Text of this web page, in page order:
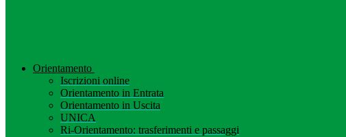
Orientamento
Iscrizioni online
Orientamento in Entrata
Orientamento in Uscita
UNICA
Ri-Orientamento: trasferimenti e passaggi